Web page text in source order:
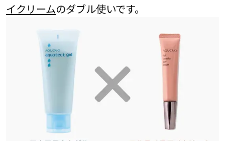
イクリームのダブル使いです。